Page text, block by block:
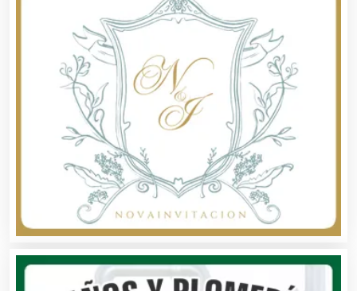
Compresores de aire
Computadoras
Conferencias Empresariales
Construcciones en General
Contadores